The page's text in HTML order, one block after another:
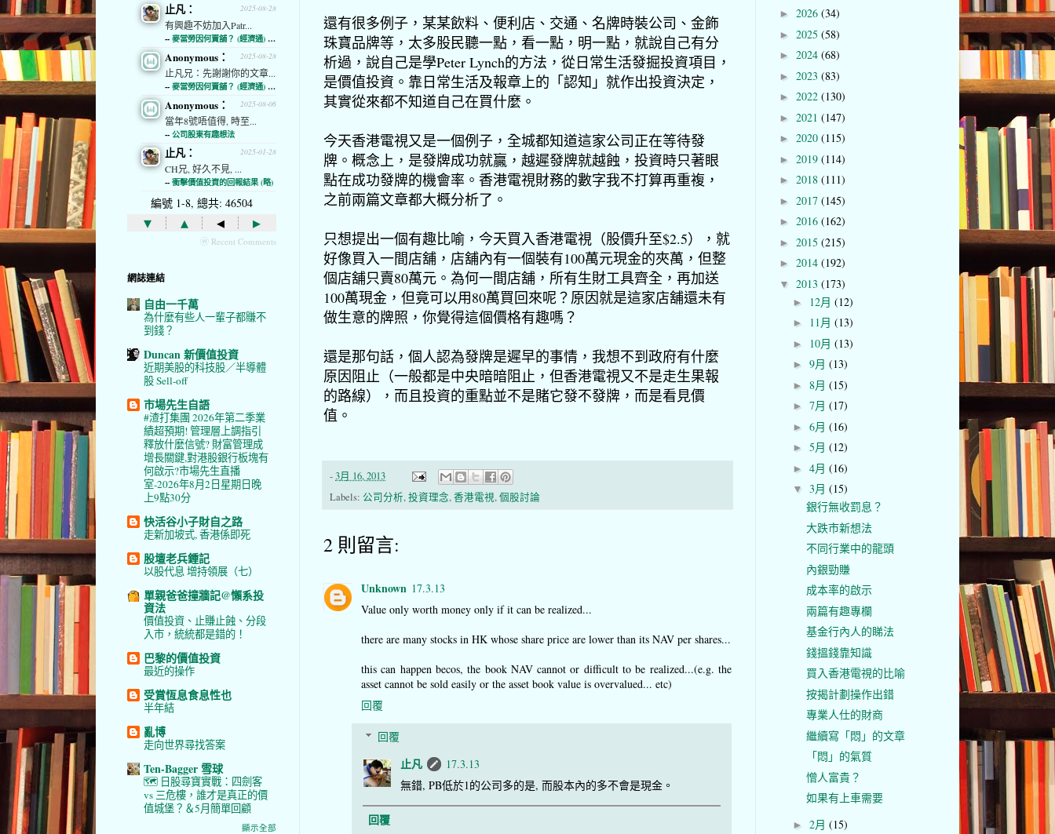
還有很多例子，某某飲料、便利店、交通、名牌時裝公司、金飾
珠寶品牌等，太多股民聽一點，看一點，明一點，就說自己有分
析過，說自己是學Peter Lynch的方法，從日常生活發掘投資項目，
是價值投資。靠日常生活及報章上的「認知」就作出投資決定，
其實從來都不知道自己在買什麼。
今天香港電視又是一個例子，全城都知道這家公司正在等待發
牌。概念上，是發牌成功就贏，越遲發牌就越蝕，投資時只著眼
點在成功發牌的機會率。香港電視財務的數字我不打算再重複，
之前兩篇文章都大概分析了。
只想提出一個有趣比喻，今天買入香港電視（股價升至$2.5），就
好像買入一間店舖，店舖內有一個裝有100萬元現金的夾萬，但整
個店舖只賣80萬元。為何一間店舖，所有生財工具齊全，再加送
100萬現金，但竟可以用80萬買回來呢？原因就是這家店舖還未有
做生意的牌照，你覺得這個價格有趣嗎？
還是那句話，個人認為發牌是遲早的事情，我想不到政府有什麼
原因阻止（一般都是中央暗暗阻止，但香港電視又不是走生果報
的路線），而且投資的重點並不是賭它發不發牌，而是看見價
值。
-3月 16, 2013
Labels: 公司分析,投資理念,香港電視,個股討論
2 則留言:
Unknown 17.3.13
Value only worth money only if it can be realized...
there are many stocks in HK whose share price are lower than its NAV per shares...
this can happen becos, the book NAV cannot or difficult to be realized...(e.g. the
asset cannot be sold easily or the asset book value is overvalued... etc)
回覆
回覆
止凡
17.3.13
無錯, PB低於1的公司多的是, 而股本內的多不會是現金。
回覆
2025-08-28
止凡：
有興趣不妨加入Patr...
-- 麥當勞因何賣舖？ (經濟通) (略)
2025-08-28
Anonymous：
止凡兄：先謝謝你的文章...
-- 麥當勞因何賣舖？ (經濟通) (略)
2025-08-06
Anonymous：
當年8號唔值得, 時至...
-- 公司股東有趣想法
2025-01-28
止凡：
CH兄, 好久不見, ...
-- 衝擊價值投資的回報結果 (略)
編號 1-8, 總共: 46504
▾ ▴ ◂ ▸
ⓦ Recent Comments
網誌連結
自由一千萬
為什麼有些人一輩子都賺不
到錢？
Duncan 新價值投資
近期美股的科技股／半導體
股 Sell-off
市場先生自語
#渣打集團 2026年第二季業
績超預期! 管理層上調指引
釋放什麼信號? 財富管理成
增長關鍵,對港股銀行板塊有
何啟示?市場先生直播
室-2026年8月2日星期日晚
上9點30分
快活谷小子財自之路
走新加坡式, 香港係即死
股壇老兵鍾記
以股代息 增持領展（七）
單親爸爸撞牆記@懶系投
資法
價值投資、止賺止蝕、分段
入市，統統都是錯的！
巴黎的價值投資
最近的操作
受賞恆息食息性也
半年結
亂博
走向世界尋找答案
Ten-Bagger 雪球
🗺️ 日股尋寶實戰：四劍客
vs 三危樓，誰才是真正的價
值城堡？＆5月簡單回顧
顯示全部
► 2026 (34)
► 2025 (58)
► 2024 (68)
► 2023 (83)
► 2022 (130)
► 2021 (147)
► 2020 (115)
► 2019 (114)
► 2018 (111)
► 2017 (145)
► 2016 (162)
► 2015 (215)
► 2014 (192)
▼ 2013 (173)
► 12月 (12)
► 11月 (13)
► 10月 (13)
► 9月 (13)
► 8月 (15)
► 7月 (17)
► 6月 (16)
► 5月 (12)
► 4月 (16)
▼ 3月 (15)
銀行無收罰息？
大跌市新想法
不同行業中的龍頭
內銀勁賺
成本率的啟示
兩篇有趣專欄
基金行內人的睇法
錢搵錢靠知識
買入香港電視的比喻
按揭計劃操作出錯
專業人仕的財商
繼續寫「悶」的文章
「悶」的氣質
憎人富貴？
如果有上車需要
► 2月 (15)